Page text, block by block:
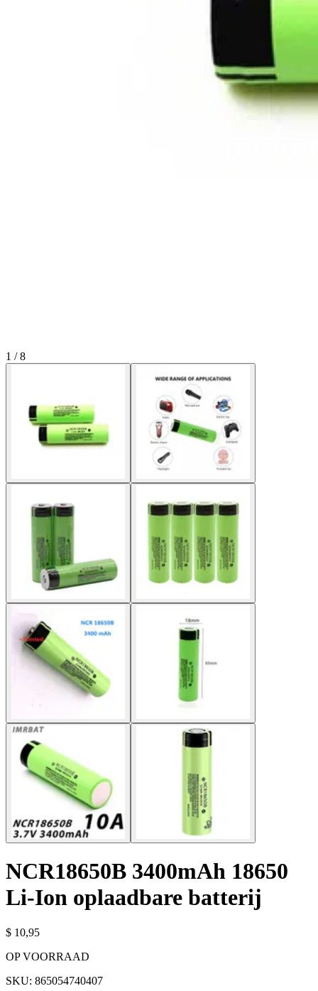
1 / 8
NCR18650B 3400mAh 18650
Li-Ion oplaadbare batterij
$ 10,95
OP VOORRAAD
SKU: 865054740407